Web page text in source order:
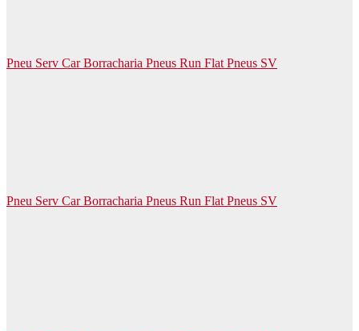
Pneu Serv Car Borracharia Pneus Run Flat Pneus SV
Pneu Serv Car Borracharia Pneus Run Flat Pneus SV